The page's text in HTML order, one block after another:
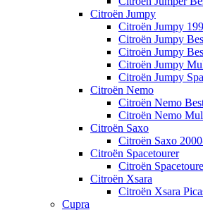
Citroën Jumpy
Citroën Jumpy
Citroën Jumpy
Citroën Jumpy
Citroën Jumpy
Citroën Jumpy
Citroën Nemo
Citroën Nemo
Citroën Nemo
Citroën Saxo
Citroën Saxo
Citroën Spacetourer
Citroën
Citroën Xsara
Citroën Xsara
Cupra